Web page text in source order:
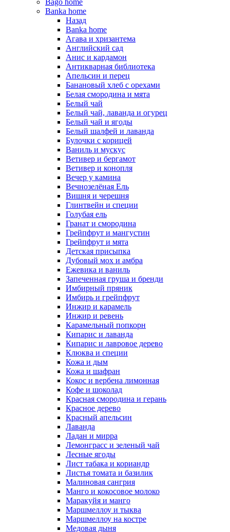
Bago home
Banka home
Назад
Banka home
Агава и хризантема
Английский сад
Анис и кардамон
Антикварная библиотека
Апельсин и перец
Банановый хлеб с орехами
Белая смородина и мята
Белый чай
Белый чай, лаванда и огурец
Белый чай и ягоды
Белый шалфей и лаванда
Булочки с корицей
Ваниль и мускус
Ветивер и бергамот
Ветивер и конопля
Вечер у камина
Вечнозелёная Ель
Вишня и черешня
Глинтвейн и специи
Голубая ель
Гранат и смородина
Грейпфрут и мангустин
Грейпфрут и мята
Детская присыпка
Дубовый мох и амбра
Ежевика и ваниль
Запеченная груша и бренди
Имбирный пряник
Имбирь и грейпфрут
Инжир и карамель
Инжир и ревень
Карамельный попкорн
Кипарис и лаванда
Кипарис и лавровое дерево
Клюква и специи
Кожа и дым
Кожа и шафран
Кокос и вербена лимонная
Кофе и шоколад
Красная смородина и герань
Красное дерево
Красный апельсин
Лаванда
Ладан и мирра
Лемонграсс и зеленый чай
Лесные ягоды
Лист табака и кориандр
Листья томата и базилик
Малиновая сангрия
Манго и кокосовое молоко
Маракуйя и манго
Маршмеллоу и тыква
Маршмеллоу на костре
Медовая дыня